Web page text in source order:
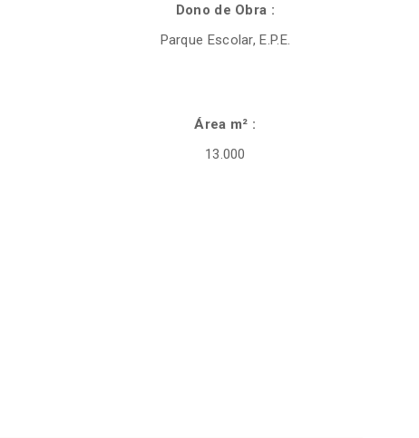
Dono de Obra :
Parque Escolar, E.P.E.
Área m² :
13.000